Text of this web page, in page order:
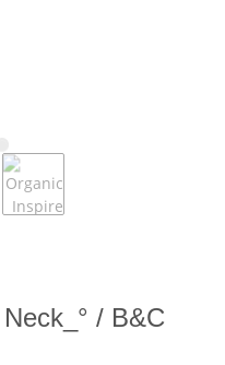
/ B&C